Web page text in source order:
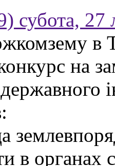
субота, 27
в
на
в органах